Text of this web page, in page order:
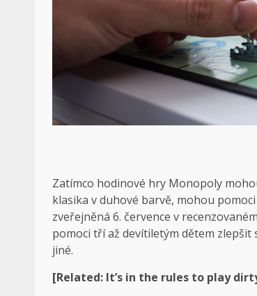
Zatímco hodinové hry Monopoly
klasika v duhové barvě, mohou
zveřejněná 6. července v
pomoci tří až devítiletým dětem
jiné.
[Related: It’s in the rules to play